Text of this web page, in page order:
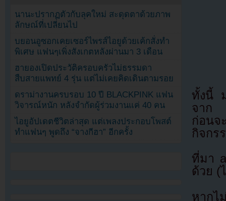
ทั้งนี้
จาก
ก่อน
กิจกร
ที่มา
ด้วย (
หากไ
นานะปรากฏตัวกับลุคใหม่ สะดุดตาด้วยภาพ
ลักษณ์ที่เปลี่ยนไป
บยอนอูซอกเคยเซอร์ไพรส์ไอยูด้วยเค้กสั่งทำ
พิเศษ แฟนๆเพิ่งสังเกตหลังผ่านมา 3 เดือน
ฮายองเปิดประวัติครอบครัวไม่ธรรมดา
สืบสายแพทย์ 4 รุ่น แต่ไม่เคยคิดเดินตามรอย
ดราม่างานครบรอบ 10 ปี BLACKPINK แฟน
วิจารณ์หนัก หลังจำกัดผู้ร่วมงานแค่ 40 คน
ไอยูอัปเดตชีวิตล่าสุด แต่เพลงประกอบโพสต์
ทำแฟนๆ พูดถึง “จางกีฮา” อีกครั้ง